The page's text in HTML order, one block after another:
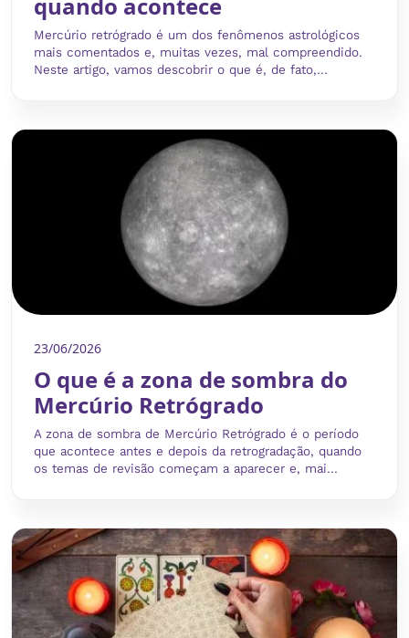
Mercúrio retrógrado é um dos fenômenos astrológicos
mais comentados e, muitas vezes, mal compreendido.
Neste artigo, vamos descobrir o que é, de fato,...
23/06/2026
O que é a zona de sombra do
Mercúrio Retrógrado
A zona de sombra de Mercúrio Retrógrado é o período
que acontece antes e depois da retrogradação, quando
os temas de revisão começam a aparecer e, mai...